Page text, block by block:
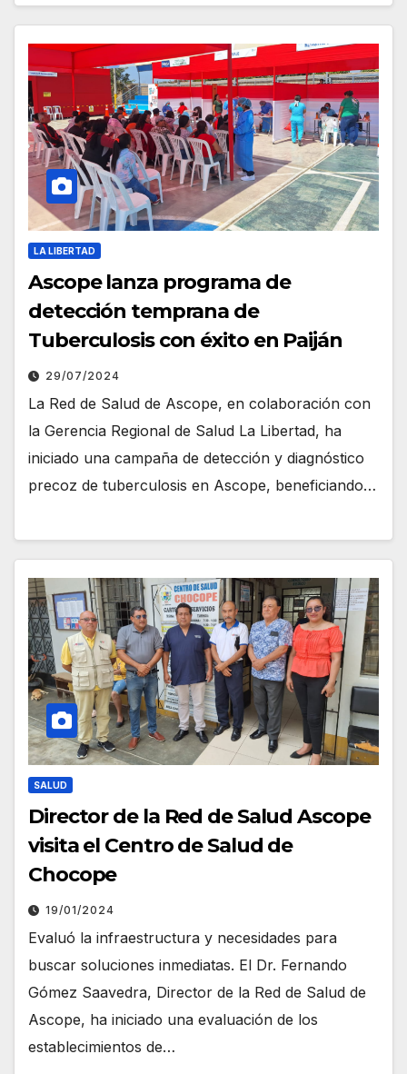
LA LIBERTAD
Ascope lanza programa de
detección temprana de
Tuberculosis con éxito en Paiján
29/07/2024
La Red de Salud de Ascope, en colaboración con
la Gerencia Regional de Salud La Libertad, ha
iniciado una campaña de detección y diagnóstico
precoz de tuberculosis en Ascope, beneficiando…
SALUD
Director de la Red de Salud Ascope
visita el Centro de Salud de
Chocope
19/01/2024
Evaluó la infraestructura y necesidades para
buscar soluciones inmediatas. El Dr. Fernando
Gómez Saavedra, Director de la Red de Salud de
Ascope, ha iniciado una evaluación de los
establecimientos de…